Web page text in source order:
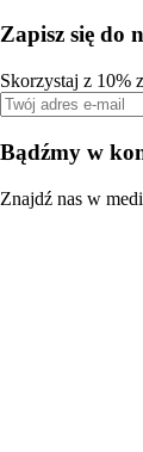
Zapisz się do
Skorzystaj z 10%
Bądźmy w
Znajdź nas w